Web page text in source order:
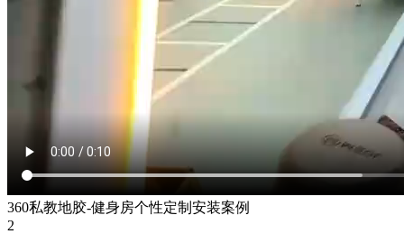
360私教地胶-健身房个性定制安装案例
2